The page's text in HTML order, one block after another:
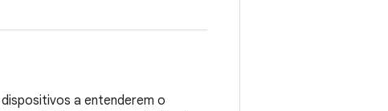
a entenderem o